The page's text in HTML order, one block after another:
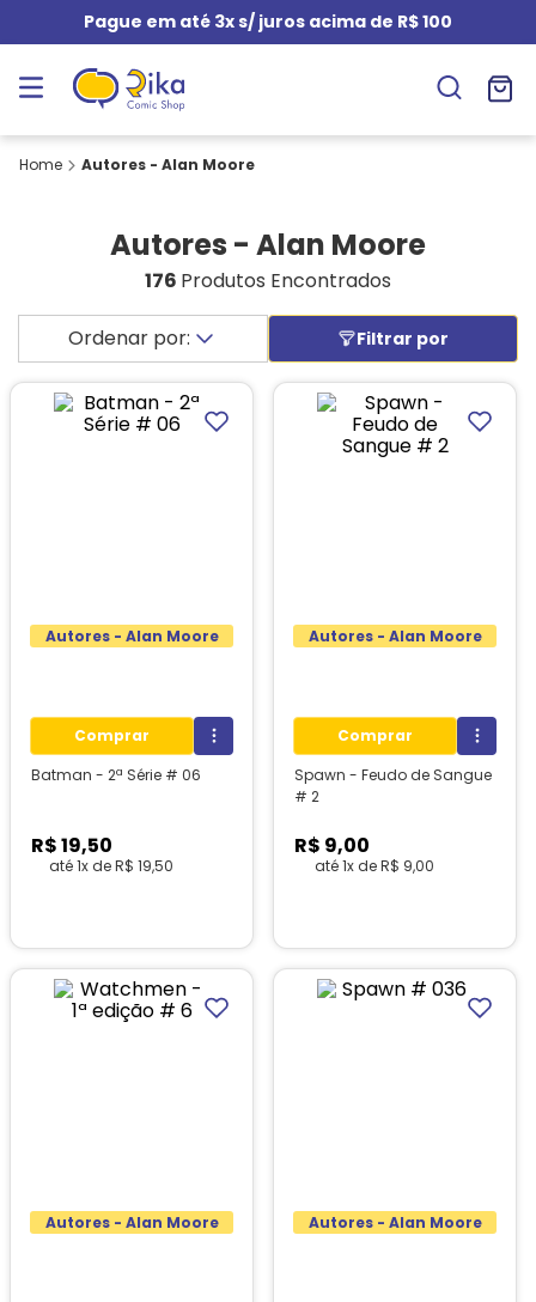
Pague em até 3x s/ juros acima de R$ 100
Autores - Alan Moore
Autores - Alan Moore
176 Produtos Encontrados
Autores - Alan Moore
Comprar
Batman - 2ª Série # 06
R$19,50
até1x deR$ 19,50
Autores - Alan Moore
Comprar
Spawn - Feudo de Sangue
# 2
R$ 9,00
até1x deR$ 9,00
Autores - Alan Moore Autores - Alan Moore